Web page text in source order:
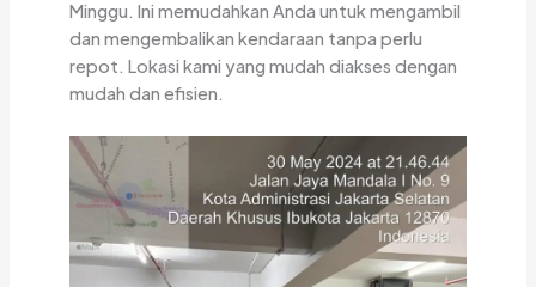
Minggu. Ini memudahkan Anda untuk mengambil
dan mengembalikan kendaraan tanpa perlu
repot. Lokasi kami yang mudah diakses dengan
mudah dan efisien.